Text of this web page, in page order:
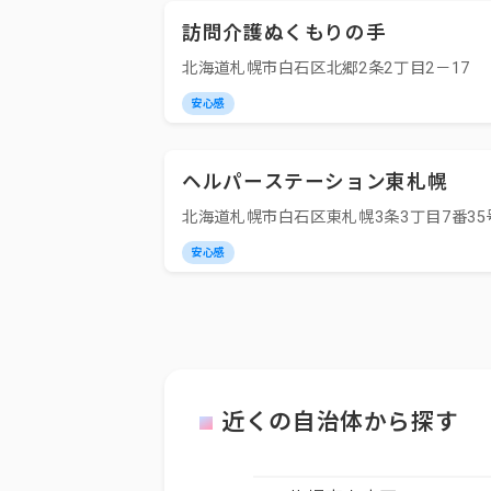
訪問介護ぬくもりの手
北海道札幌市白石区北郷2条2丁目2－17
安心感
ヘルパーステーション東札幌
北海道札幌市白石区東札幌3条3丁目7番35
安心感
近くの自治体から探す